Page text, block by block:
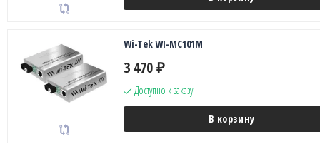
Wi-Tek WI-MC101M
3 470 ₽
Доступно к заказу
В корзину